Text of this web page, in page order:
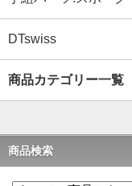
DTswiss
商品カテゴリー一覧
商品検索